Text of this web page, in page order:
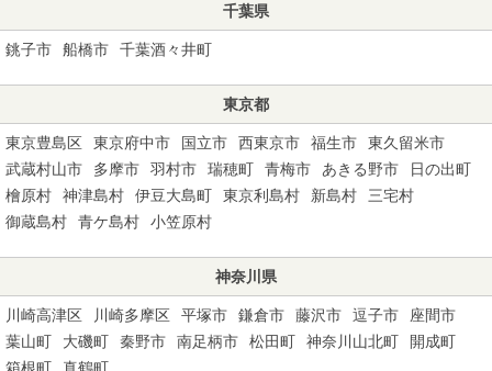
千葉県
銚子市 船橋市 千葉酒々井町
東京都
東京豊島区 東京府中市 国立市 西東京市 福生市
東久留米市
武蔵村山市
多摩市 羽村市 瑞穂町 青梅市 あきる野市
日の出町
檜原村
神津島村 伊豆大島町 東京利島村 新島村
三宅村
御蔵島村
青ケ島村 小笠原村
神奈川県
川崎高津区 川崎多摩区 平塚市 鎌倉市 藤沢市 逗子市
座間市
葉山町
大磯町 秦野市 南足柄市 松田町 神奈川山北町
開成町
箱根町
真鶴町